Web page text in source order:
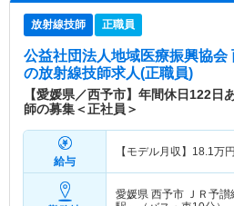
療を支えています。
通じて地域のニーズ
ています。
放射線技師 正職員
公益社団法人地域医療振興協会
の放射線技師求人(正職員)
【愛媛県／西予市】年間休日122日
師の募集＜正社員＞
給与
【モデル月収】 18.1 万
愛媛県 西予市
ＪＲ予